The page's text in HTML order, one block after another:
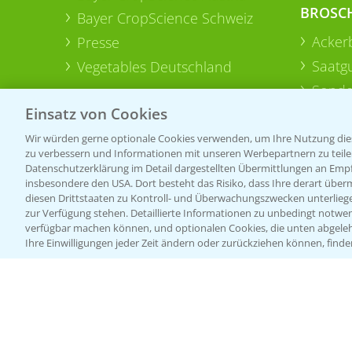
Bayer CropScience Schweiz
Presse
Vegetables Deutschland
Einsatz von Cookies
Wir würden gerne optionale Cookies verwenden, um Ihre Nutzung
zu verbessern und Informationen mit unseren Werbepartnern zu
Datenschutzerklärung im Detail dargestellten Übermittlungen an
insbesondere den USA. Dort besteht das Risiko, dass Ihre derart
diesen Drittstaaten zu Kontroll- und Überwachungszwecken
zur Verfügung stehen. Detaillierte Informationen zu unbedingt
verfügbar machen können, und optionalen Cookies, die unten
Ihre Einwilligungen jeder Zeit ändern oder zurückziehen können,